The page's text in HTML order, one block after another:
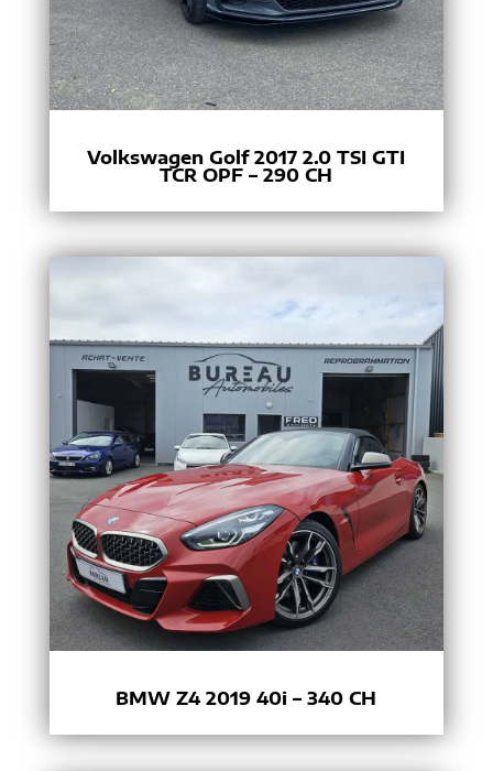
Volkswagen Golf 2017 2.0 TSI GTI
TCR OPF – 290 CH
BMW Z4 2019 40i – 340 CH